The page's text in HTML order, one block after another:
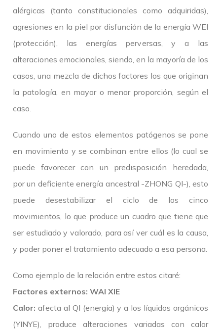
alérgicas (tanto constitucionales como adquiridas),
agresiones en la piel por disfunción de la energía WEI
(protección), las energías perversas, y a las
alteraciones emocionales, siendo, en la mayoría de los
casos, una mezcla de dichos factores los que originan
la patología, en mayor o menor proporción, según el
caso.
Cuando uno de estos elementos patógenos se pone
en movimiento y se combinan entre ellos (lo cual se
puede favorecer con un predisposición heredada,
por un deficiente energía ancestral -ZHONG QI-), esto
puede desestabilizar el ciclo de los cinco
movimientos, lo que produce un cuadro que tiene que
ser estudiado y valorado, para así ver cuál es la causa,
y poder poner el tratamiento adecuado a esa persona.
Como ejemplo de la relación entre estos citaré:
Factores externos: WAI XIE
Calor: afecta al QI (energía) y a los líquidos orgánicos
(YINYE), produce alteraciones variadas con calor